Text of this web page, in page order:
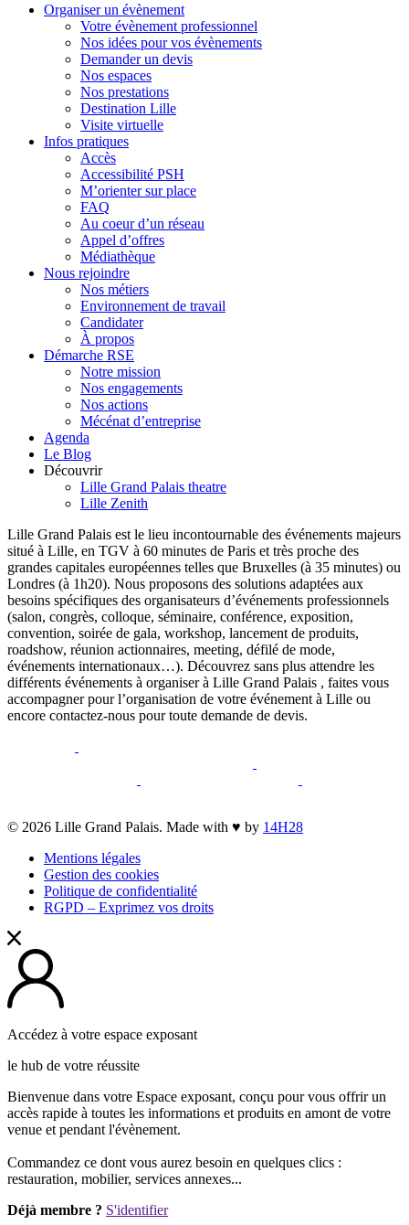
new
window
new
window
window
window
Organiser un évènement
Votre évènement professionnel
Nos idées pour vos évènements
Demander un devis
Nos espaces
Nos prestations
Destination Lille
Visite virtuelle
Infos pratiques
Accès
Accessibilité PSH
M’orienter sur place
FAQ
Au coeur d’un réseau
Appel d’offres
Médiathèque
Nous rejoindre
Nos métiers
Environnement de travail
Candidater
À propos
Démarche RSE
Notre mission
Nos engagements
Nos actions
Mécénat d’entreprise
Agenda
Le Blog
Découvrir
Lille Grand Palais theatre
Lille Zenith
Lille Grand Palais est le lieu incontournable des événements majeurs
situé à Lille, en TGV à 60 minutes de Paris et très proche des
grandes capitales européennes telles que Bruxelles (à 35 minutes) ou
Londres (à 1h20). Nous proposons des solutions adaptées aux
besoins spécifiques des organisateurs d’événements professionnels
(salon, congrès, colloque, séminaire, conférence, exposition,
convention, soirée de gala, workshop, lancement de produits,
roadshow, réunion actionnaires, meeting, défilé de mode,
événements internationaux…). Découvrez sans plus attendre les
différents événements à organiser à Lille Grand Palais , faites vous
accompagner pour l’organisation de votre événement à Lille ou
encore contactez-nous pour toute demande de devis.
window
window
new
© 2026 Lille Grand Palais. Made with ♥ by 14H28opens
Mentions légales
Gestion des cookies
Politique de confidentialité
RGPD – Exprimez vos droits
Accédez à votre espace exposant
le hub de votre réussite
Bienvenue dans votre Espace exposant, conçu pour vous offrir un
accès rapide à toutes les informations et produits en amont de votre
venue et pendant l'évènement.
Commandez ce dont vous aurez besoin en quelques clics :
restauration, mobilier, services annexes...
Déjà membre ? S'identifier